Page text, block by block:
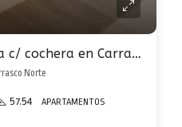
Apartamento en venta c/ cochera en Carrasco Norte
Norte
57.54 APARTAMENTOS